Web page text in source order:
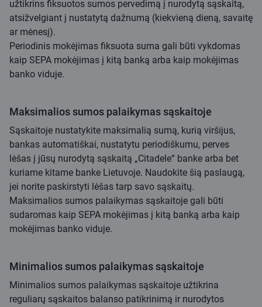
užtikrins fiksuotos sumos pervedimą į nurodytą sąskaitą,
atsižvelgiant į nustatytą dažnumą (kiekvieną dieną, savaitę
ar mėnesį).
Periodinis mokėjimas fiksuota suma gali būti vykdomas
kaip SEPA mokėjimas į kitą banką arba kaip mokėjimas
banko viduje.
Maksimalios sumos palaikymas sąskaitoje
Sąskaitoje nustatykite maksimalią sumą, kurią viršijus,
bankas automatiškai, nustatytu periodiškumu, perves
lėšas į jūsų nurodytą sąskaitą „Citadele“ banke arba bet
kuriame kitame banke Lietuvoje. Naudokite šią paslaugą,
jei norite paskirstyti lėšas tarp savo sąskaitų.
Maksimalios sumos palaikymas sąskaitoje gali būti
sudaromas kaip SEPA mokėjimas į kitą banką arba kaip
mokėjimas banko viduje.
Minimalios sumos palaikymas sąskaitoje
Minimalios sumos palaikymas sąskaitoje užtikrina
reguliarų sąskaitos balanso patikrinimą ir nurodytos